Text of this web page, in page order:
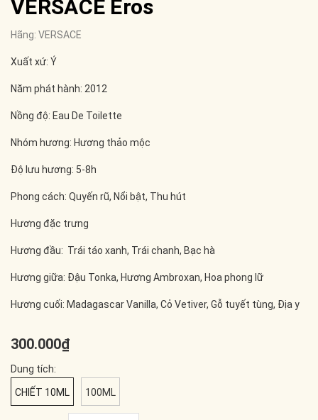
VERSACE Eros
Hãng: VERSACE
Xuất xứ: Ý
Năm phát hành: 2012
Nồng độ: Eau De Toilette
Nhóm hương: Hương thảo mộc
Độ lưu hương: 5-8h
Phong cách: Quyến rũ, Nổi bật, Thu hút
Hương đặc trưng
Hương đầu: Trái táo xanh, Trái chanh, Bạc hà
Hương giữa: Đậu Tonka, Hương Ambroxan, Hoa phong lữ
Hương cuối: Madagascar Vanilla, Cỏ Vetiver, Gỗ tuyết tùng, Địa y
300.000₫
Dung tích:
CHIẾT 10ML 100ML